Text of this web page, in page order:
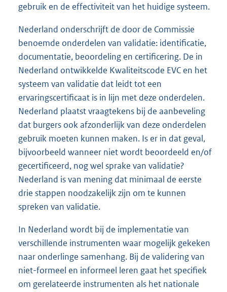
gebruik en de effectiviteit van het huidige systeem.
Nederland onderschrijft de door de Commissie
benoemde onderdelen van validatie: identificatie,
documentatie, beoordeling en certificering. De in
Nederland ontwikkelde Kwaliteitscode EVC en het
systeem van validatie dat leidt tot een
ervaringscertificaat is in lijn met deze onderdelen.
Nederland plaatst vraagtekens bij de aanbeveling
dat burgers ook afzonderlijk van deze onderdelen
gebruik moeten kunnen maken. Is er in dat geval,
bijvoorbeeld wanneer niet wordt beoordeeld en/of
gecertificeerd, nog wel sprake van validatie?
Nederland is van mening dat minimaal de eerste
drie stappen noodzakelijk zijn om te kunnen
spreken van validatie.
In Nederland wordt bij de implementatie van
verschillende instrumenten waar mogelijk gekeken
naar onderlinge samenhang. Bij de validering van
niet-formeel en informeel leren gaat het specifiek
om gerelateerde instrumenten als het nationale